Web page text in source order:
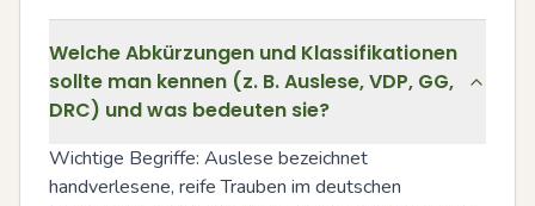
Welche Abkürzungen und Klassifikationen
sollte man kennen (z. B. Auslese, VDP, GG,
DRC) und was bedeuten sie?
Wichtige Begriffe: Auslese bezeichnet
handverlesene, reife Trauben im deutschen